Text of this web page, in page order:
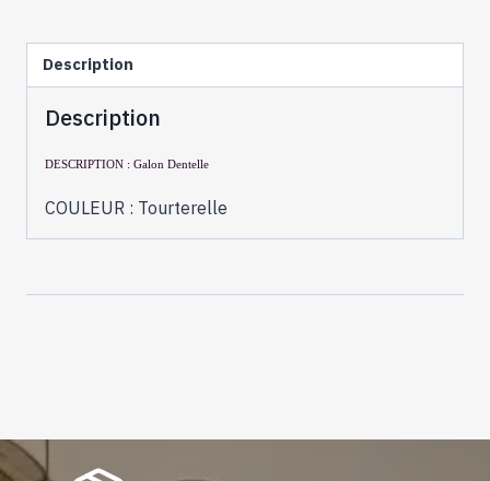
Description
Description
DESCRIPTION : Galon Dentelle
COULEUR : Tourterelle